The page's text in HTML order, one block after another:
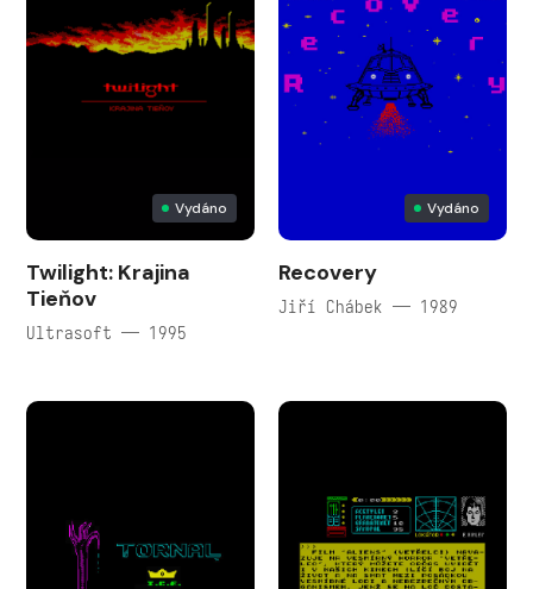
Vydáno
Twilight: Krajina
Tieňov
Ultrasoft — 1995
Vydáno
Recovery
Jiří Chábek — 1989